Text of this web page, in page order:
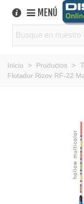
MENÚ
Inicio > Productos >
Flotador Rizov RF-22